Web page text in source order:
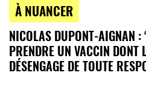
À NUANCER
NICOLAS DUPONT-AIGNAN :
PRENDRE UN VACCIN DONT
DÉSENGAGE DE TOUTE